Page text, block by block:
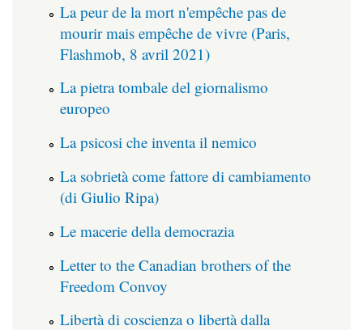
La peur de la mort n'empêche pas de
mourir mais empêche de vivre (Paris,
Flashmob, 8 avril 2021)
La pietra tombale del giornalismo
europeo
La psicosi che inventa il nemico
La sobrietà come fattore di cambiamento
(di Giulio Ripa)
Le macerie della democrazia
Letter to the Canadian brothers of the
Freedom Convoy
Libertà di coscienza o libertà dalla